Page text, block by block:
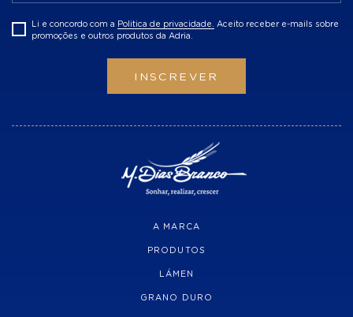
Li e concordo com a Politica de privacidade. Aceito receber e-mails sobre
promoções e outros produtos da Adria.
INSCREVER
A MARCA
PRODUTOS
LÁMEN
GRANO DURO